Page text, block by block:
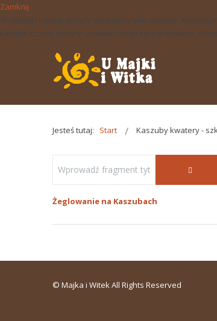
Zamknij
W ramach naszej witryny stosujemy pliki cookies.
każdym czasie zmiany ustawień dotyczących cookies.
Jesteś tutaj: Start Kaszuby kwatery -
Żeglowanie na Kaszubach
© Majka i Witek All Rights Reserved